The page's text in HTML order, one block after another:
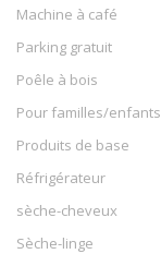
Machine à café
Parking gratuit
Poêle à bois
Pour familles/enfants
Produits de base
Réfrigérateur
sèche-cheveux
Sèche-linge